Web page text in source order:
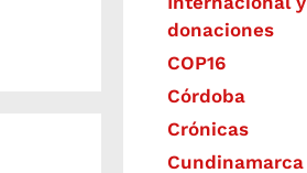
donaciones
COP16
Córdoba
Crónicas
Cundinamarca